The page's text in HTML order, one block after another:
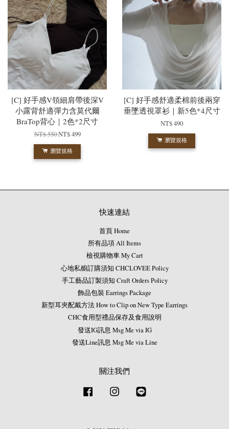
[C] 好手感V領細肩帶後深V
小露背舒適彈力含莫代爾
BraTop背心｜2色*2尺寸
NT$ 550NT$ 499
瀏覽規格
[C] 好手感舒適柔棉前後兩穿
垂墜透視罩衫｜新5色*4尺寸
NT$ 490
瀏覽規格
快速連結
首頁 Home
所有品項 All Items
檢視購物車 My Cart
心地私櫥訂購須知 CHCLOVEE Policy
手工藝品訂製須知 Craft Orders Policy
飾品包裝 Earrings Package
新型耳夾配戴方法 How to Clip on New Type Earrings
CHC食用型禮品保存及食用說明
發送IG訊息 Msg Me via IG
發送Line訊息 Msg Me via Line
關注我們
Facebook Instagram